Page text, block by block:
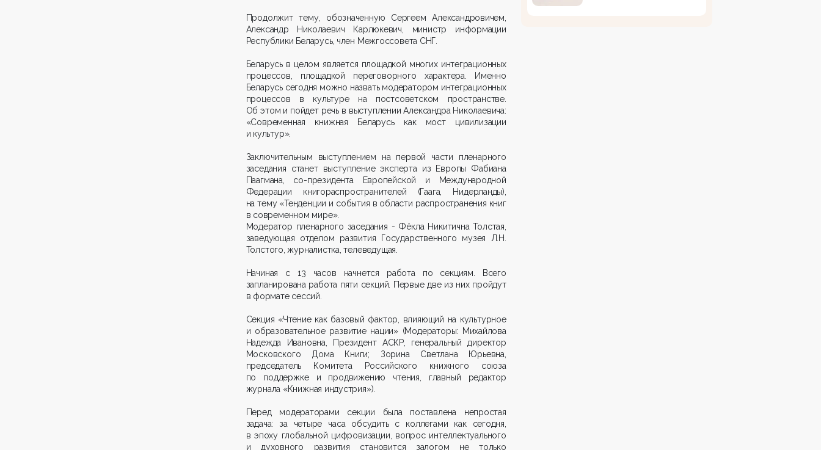
Продолжит тему, обозначенную Сергеем Александровичем,
Александр Николаевич Карлюкевич, министр информации
Республики Беларусь, член Межгоссовета СНГ.
Беларусь в целом является площадкой многих интеграционных
процессов, площадкой переговорного характера. Именно
Беларусь сегодня можно назвать модератором интеграционных
процессов в культуре на постсоветском пространстве.
Об этом и пойдет речь в выступлении Александра Николаевича:
«Современная книжная Беларусь как мост цивилизации
и культур».
Заключительным выступлением на первой части пленарного
заседания станет выступление эксперта из Европы Фабиана
Паагмана, со-президента Европейской и Международной
Федерации книгораспространителей (Гаага, Нидерланды),
на тему «Тенденции и события в области распространения книг
в современном мире».
Модератор пленарного заседания - Фёкла Никитична Толстая,
заведующая отделом развития Государственного музея Л.Н.
Толстого, журналистка, телеведущая.
Начиная с 13 часов начнется работа по секциям. Всего
запланирована работа пяти секций. Первые две из них пройдут
в формате сессий.
Секция «Чтение как базовый фактор, влияющий на культурное
и образовательное развитие нации» (Модераторы: Михайлова
Надежда Ивановна, Президент АСКР, генеральный директор
Московского Дома Книги; Зорина Светлана Юрьевна,
председатель Комитета Российского книжного союза
по поддержке и продвижению чтения, главный редактор
журнала «Книжная индустрия»).
Перед модераторами секции была поставлена непростая
задача: за четыре часа обсудить с коллегами как сегодня,
в эпоху глобальной цифровизации, вопрос интеллектуального
и духовного развития становится залогом не только